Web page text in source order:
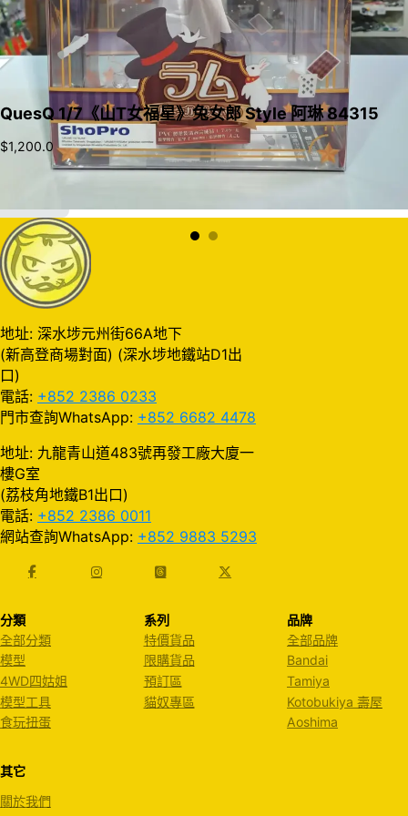
QuesQ 1/7《山T女福星》兔女郎 Style 阿琳 84315
$1,200.0
地址: 深水埗元州街66A地下
(新高登商場對面) (深水埗地鐵站D1出
口)
電話: +852 2386 0233
門市查詢WhatsApp: +852 6682 4478
地址: 九龍青山道483號再發工廠大廈一
樓G室
(荔枝角地鐵B1出口)
電話: +852 2386 0011
網站查詢WhatsApp: +852 9883 5293
分類
全部分類
模型
4WD四姑姐
模型工具
食玩扭蛋
系列
特價貨品
限購貨品
預訂區
貓奴專區
品牌
全部品牌
Bandai
Tamiya
Kotobukiya 壽屋
Aoshima
其它
關於我們